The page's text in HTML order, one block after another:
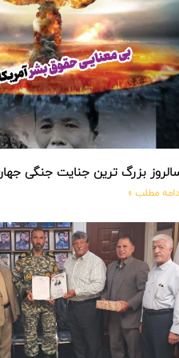
بزرگ ترین جنایت جنگی
مطلب »